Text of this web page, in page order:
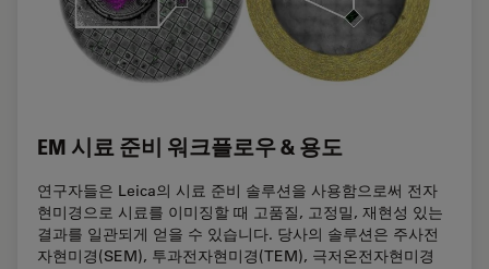
EM 시료 준비 워크플로우 & 용도
연구자들은 Leica의 시료 준비 솔루션을 사용함으로써 전자
현미경으로 시료를 이미징할 때 고품질, 고정밀, 재현성 있는
결과를 일관되게 얻을 수 있습니다. 당사의 솔루션은 주사전
자현미경(SEM), 투과전자현미경(TEM), 극저온전자현미경